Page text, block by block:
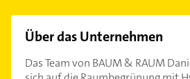
Über das Unternehmen
Das Team von BAUM & RAUM